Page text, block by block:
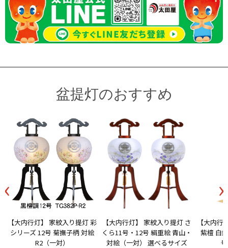
盆提灯のおすすめ
‹
【大内行灯】 家紋入り提灯 彩
シリーズ 12号 菊撫子柄 対絵
R2（一対）
【大内行灯】 家紋入り提灯 さ
くら11号・12号 絹重絵 青山・
対絵（一対） 選べるサイズ
【大内
紫檀 白
›